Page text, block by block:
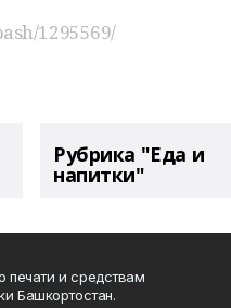
1295569/
Рубрика "Еда и
напитки"
печати и средствам
Башкортостан.